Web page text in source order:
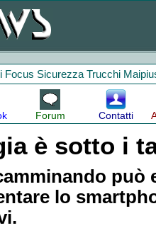
Focus Sicurezza Trucchi
Forum Contatti
è sotto i
può
lo